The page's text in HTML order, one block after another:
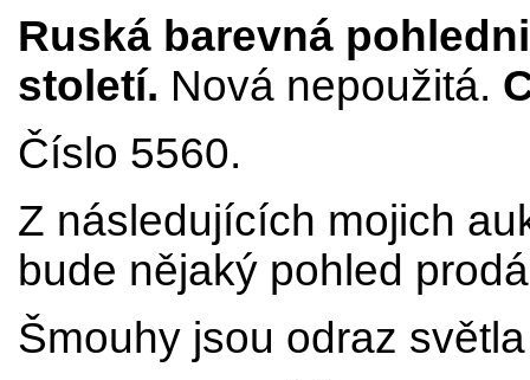
Ruská barevná
století. Nová nepoužitá.
Číslo 5560.
Z následujících mojich
bude nějaký pohled
Šmouhy jsou odraz